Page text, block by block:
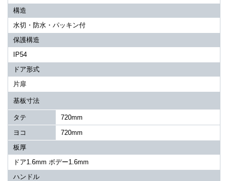
構造
水切・防水・パッキン付
保護構造
IP54
ドア形式
片扉
基板寸法
タテ
720mm
ヨコ
720mm
板厚
ドア1.6mm ボデー1.6mm
ハンドル